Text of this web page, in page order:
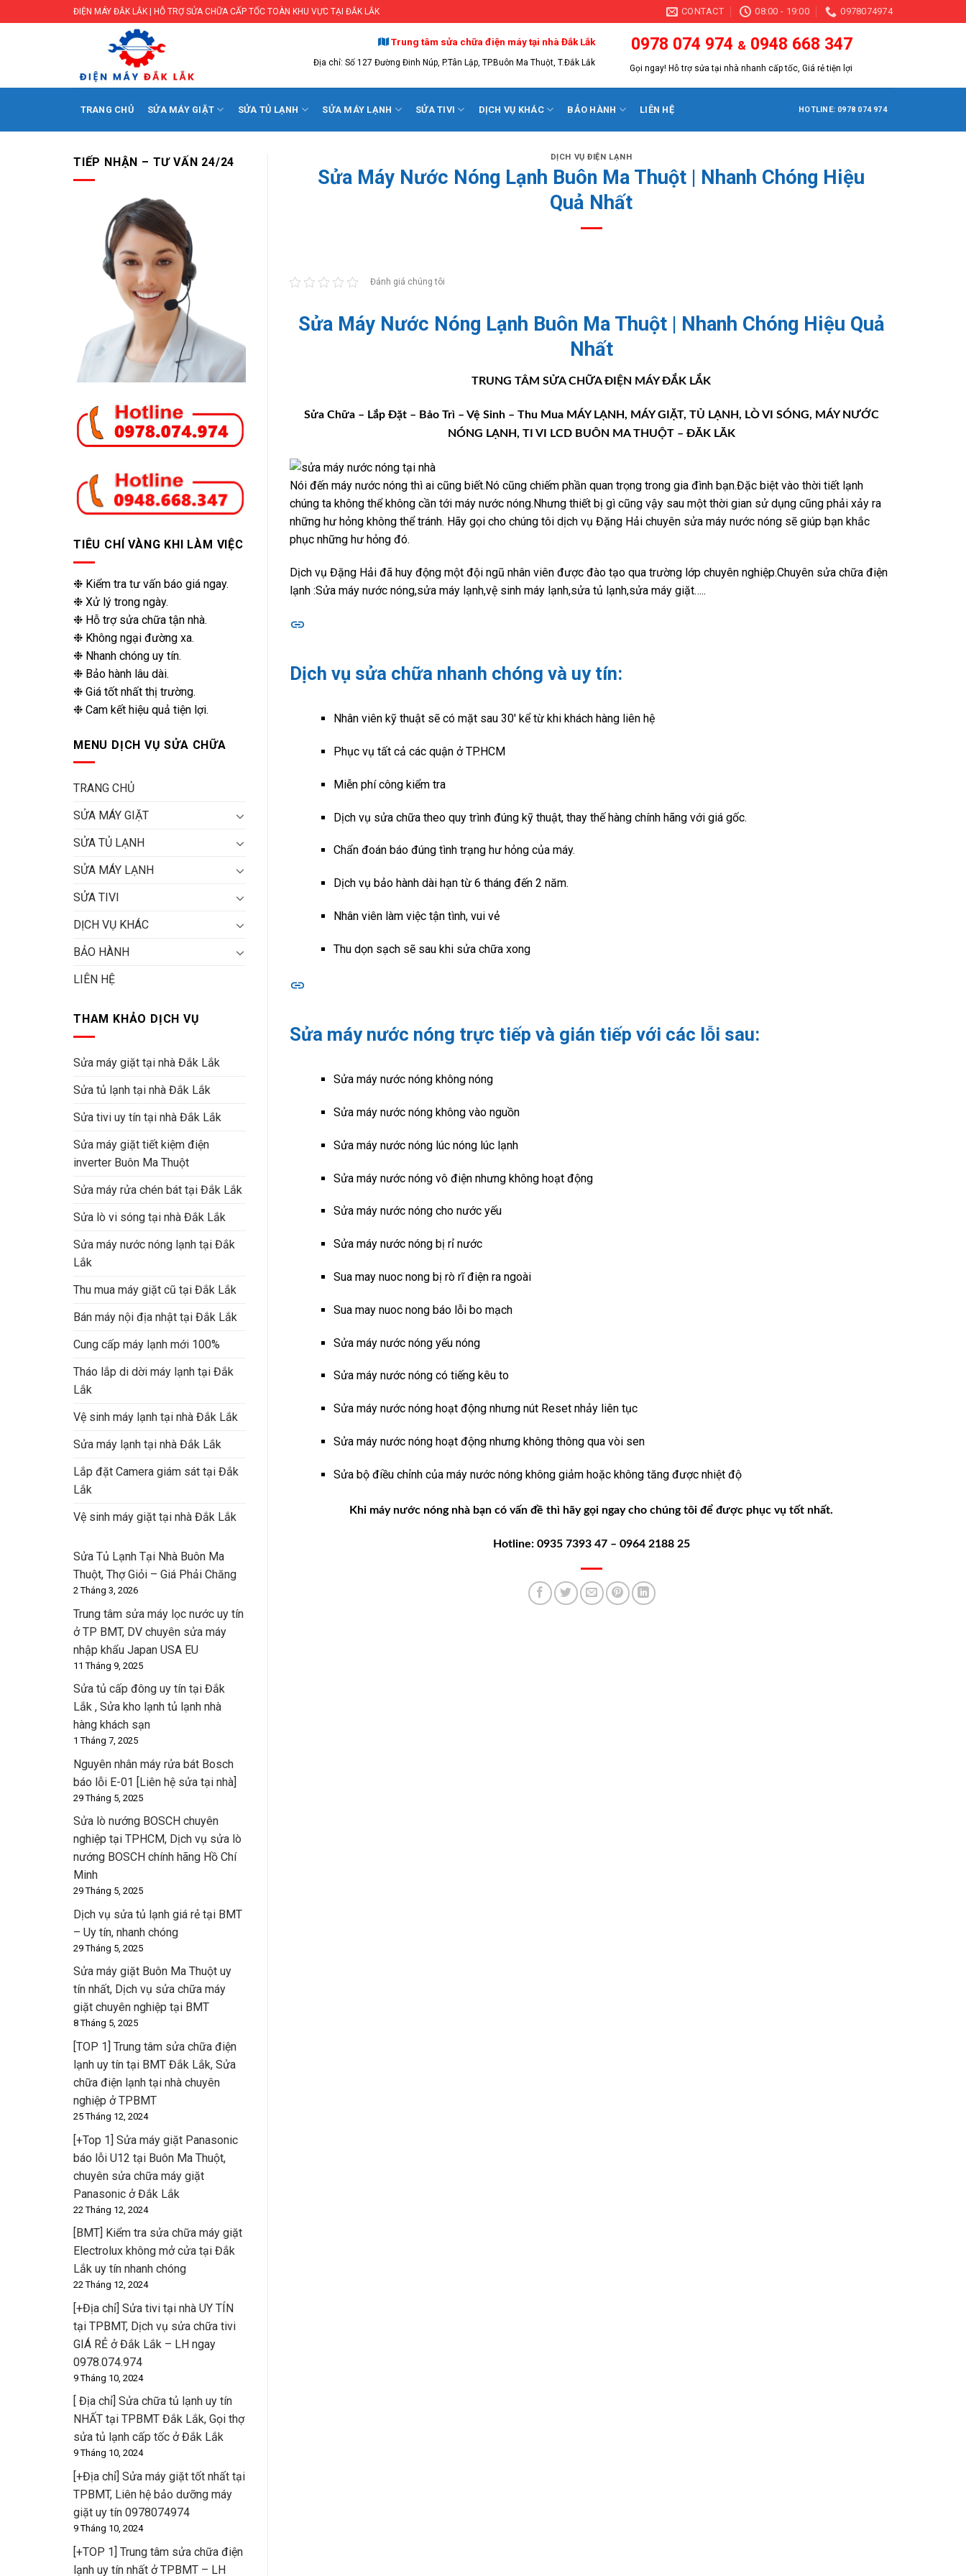
to
ĐIỆN MÁY ĐẮK LẮK | HỖ TRỢ SỬA CHỮA CẤP TỐC TOÀN KHU VỰC TẠI ĐẮK LẮK CONTACT 08:00 - 19:00 0978074974
Trung tâm sửa chữa điện máy tại nhà Đắk Lắk
Địa chỉ: Số 127 Đường Đinh Núp, P.Tân Lập, TP.Buôn Ma Thuột, T.Đắk Lắk
0978 074 974 & 0948 668 347
Gọi ngay! Hỗ trợ sửa tại nhà nhanh cấp tốc, Giá rẻ tiện lợi
TRANG CHỦ SỬA MÁY GIẶT SỬA TỦ LẠNH SỬA MÁY LẠNH SỬA TIVI DỊCH VỤ KHÁC BẢO HÀNH LIÊN HỆ HOTLINE: 0978 074 974
TIẾP NHẬN – TƯ VẤN 24/24
TIÊU CHÍ VÀNG KHI LÀM VIỆC
❉ Kiểm tra tư vấn báo giá ngay.
❉ Xử lý trong ngày.
❉ Hỗ trợ sửa chữa tận nhà.
❉ Không ngại đường xa.
❉ Nhanh chóng uy tín.
❉ Bảo hành lâu dài.
❉ Giá tốt nhất thị trường.
❉ Cam kết hiệu quả tiện lợi.
MENU DỊCH VỤ SỬA CHỮA
TRANG CHỦ
SỬA MÁY GIẶT
SỬA TỦ LẠNH
SỬA MÁY LẠNH
SỬA TIVI
DỊCH VỤ KHÁC
BẢO HÀNH
LIÊN HỆ
THAM KHẢO DỊCH VỤ
Sửa máy giặt tại nhà Đắk Lắk
Sửa tủ lạnh tại nhà Đắk Lắk
Sửa tivi uy tín tại nhà Đắk Lắk
Sửa máy giặt tiết kiệm điện
inverter Buôn Ma Thuột
Sửa máy rửa chén bát tại Đắk Lắk
Sửa lò vi sóng tại nhà Đắk Lắk
Sửa máy nước nóng lạnh tại Đắk
Lắk
Thu mua máy giặt cũ tại Đắk Lắk
Bán máy nội địa nhật tại Đắk Lắk
Cung cấp máy lạnh mới 100%
Tháo lắp di dời máy lạnh tại Đắk
Lắk
Vệ sinh máy lạnh tại nhà Đắk Lắk
Sửa máy lạnh tại nhà Đắk Lắk
Lắp đặt Camera giám sát tại Đắk
Lắk
Vệ sinh máy giặt tại nhà Đắk Lắk
Sửa Tủ Lạnh Tại Nhà Buôn Ma
Thuột, Thợ Giỏi – Giá Phải Chăng
2 Tháng 3, 2026
Trung tâm sửa máy lọc nước uy tín
ở TP BMT, DV chuyên sửa máy
nhập khẩu Japan USA EU
11 Tháng 9, 2025
Sửa tủ cấp đông uy tín tại Đắk
Lắk , Sửa kho lạnh tủ lạnh nhà
hàng khách sạn
1 Tháng 7, 2025
Nguyên nhân máy rửa bát Bosch
báo lỗi E-01 [Liên hệ sửa tại nhà]
29 Tháng 5, 2025
Sửa lò nướng BOSCH chuyên
nghiệp tại TPHCM, Dịch vụ sửa lò
nướng BOSCH chính hãng Hồ Chí
Minh
29 Tháng 5, 2025
Dịch vụ sửa tủ lạnh giá rẻ tại BMT
– Uy tín, nhanh chóng
29 Tháng 5, 2025
Sửa máy giặt Buôn Ma Thuột uy
tín nhất, Dịch vụ sửa chữa máy
giặt chuyên nghiệp tại BMT
8 Tháng 5, 2025
[TOP 1] Trung tâm sửa chữa điện
lạnh uy tín tại BMT Đắk Lắk, Sửa
chữa điện lạnh tại nhà chuyên
nghiệp ở TPBMT
25 Tháng 12, 2024
[+Top 1] Sửa máy giặt Panasonic
báo lỗi U12 tại Buôn Ma Thuột,
chuyên sửa chữa máy giặt
Panasonic ở Đắk Lắk
22 Tháng 12, 2024
[BMT] Kiểm tra sửa chữa máy giặt
Electrolux không mở cửa tại Đắk
Lắk uy tín nhanh chóng
22 Tháng 12, 2024
[+Địa chỉ] Sửa tivi tại nhà UY TÍN
tại TPBMT, Dịch vụ sửa chữa tivi
GIÁ RẺ ở Đắk Lắk – LH ngay
0978.074.974
9 Tháng 10, 2024
[ Địa chỉ] Sửa chữa tủ lạnh uy tín
NHẤT tại TPBMT Đắk Lắk, Gọi thợ
sửa tủ lạnh cấp tốc ở Đắk Lắk
9 Tháng 10, 2024
[+Địa chỉ] Sửa máy giặt tốt nhất tại
TPBMT, Liên hệ bảo dưỡng máy
giặt uy tín 0978074974
9 Tháng 10, 2024
[+TOP 1] Trung tâm sửa chữa điện
lạnh uy tín nhất ở TPBMT – LH
DỊCH VỤ ĐIỆN LẠNH
Sửa Máy Nước Nóng Lạnh Buôn Ma Thuột | Nhanh Chóng Hiệu
Quả Nhất
Đánh giá chúng tôi
Sửa Máy Nước Nóng Lạnh Buôn Ma Thuột | Nhanh Chóng Hiệu Quả
Nhất
TRUNG TÂM SỬA CHỮA ĐIỆN MÁY ĐẮK LẮK
Sửa Chữa – Lắp Đặt – Bảo Trì – Vệ Sinh – Thu Mua MÁY LẠNH, MÁY GIẶT, TỦ LẠNH, LÒ VI SÓNG, MÁY NƯỚC
NÓNG LẠNH, TI VI LCD BUÔN MA THUỘT – ĐĂK LĂK
Nói đến máy nước nóng thì ai cũng biết.Nó cũng chiếm phần quan trọng trong gia đình bạn.Đặc biệt vào thời tiết lạnh
chúng ta không thể không cần tới máy nước nóng.Nhưng thiết bị gì cũng vậy sau một thời gian sử dụng cũng phải xảy ra
những hư hỏng không thể tránh. Hãy gọi cho chúng tôi dịch vụ Đặng Hải chuyên sửa máy nước nóng sẽ giúp bạn khắc
phục những hư hỏng đó.
Dịch vụ Đặng Hải đã huy động một đội ngũ nhân viên được đào tạo qua trường lớp chuyên nghiệp.Chuyên sửa chữa điện
lạnh :Sửa máy nước nóng,sửa máy lạnh,vệ sinh máy lạnh,sửa tủ lạnh,sửa máy giặt…..
Dịch vụ sửa chữa nhanh chóng và uy tín:
Nhân viên kỹ thuật sẽ có mặt sau 30′ kể từ khi khách hàng liên hệ
Phục vụ tất cả các quận ở TP.HCM
Miễn phí công kiểm tra
Dịch vụ sửa chữa theo quy trình đúng kỹ thuật, thay thế hàng chính hãng với giá gốc.
Chẩn đoán báo đúng tình trạng hư hỏng của máy.
Dịch vụ bảo hành dài hạn từ 6 tháng đến 2 năm.
Nhân viên làm việc tận tình, vui vẻ
Thu dọn sạch sẽ sau khi sửa chữa xong
Sửa máy nước nóng trực tiếp và gián tiếp với các lỗi sau:
Sửa máy nước nóng không nóng
Sửa máy nước nóng không vào nguồn
Sửa máy nước nóng lúc nóng lúc lạnh
Sửa máy nước nóng vô điện nhưng không hoạt động
Sửa máy nước nóng cho nước yếu
Sửa máy nước nóng bị rỉ nước
Sua may nuoc nong bị rò rĩ điện ra ngoài
Sua may nuoc nong báo lỗi bo mạch
Sửa máy nước nóng yếu nóng
Sửa máy nước nóng có tiếng kêu to
Sửa máy nước nóng hoạt động nhưng nút Reset nhảy liên tục
Sửa máy nước nóng hoạt động nhưng không thông qua vòi sen
Sửa bộ điều chỉnh của máy nước nóng không giảm hoặc không tăng được nhiệt độ
Khi máy nước nóng nhà bạn có vấn đề thì hãy gọi ngay cho chúng tôi để được phục vụ tốt nhất.
Hotline: 0935 7393 47 – 0964 2188 25